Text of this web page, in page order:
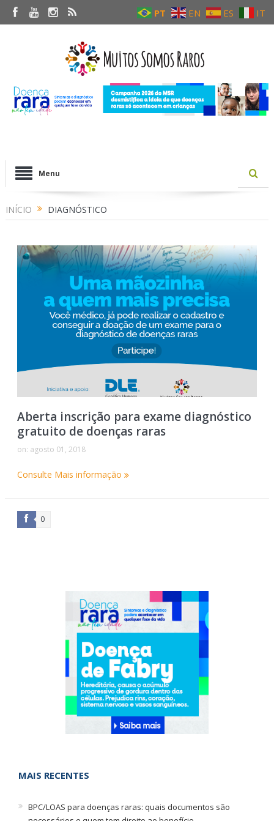
PT EN ES IT
Menu
INÍCIO DIAGNÓSTICO
Aberta inscrição para exame diagnóstico
gratuito de doenças raras
on: agosto 01, 2018
Consulte Mais informação
0
MAIS RECENTES
BPC/LOAS para doenças raras: quais documentos são